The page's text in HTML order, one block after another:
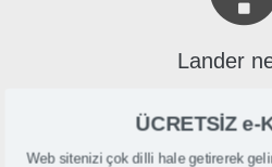
Lander
etmeye odaklanan bir açılış
ÜCRETSİZ e-
Web sitenizi çok dilli hale getirerek